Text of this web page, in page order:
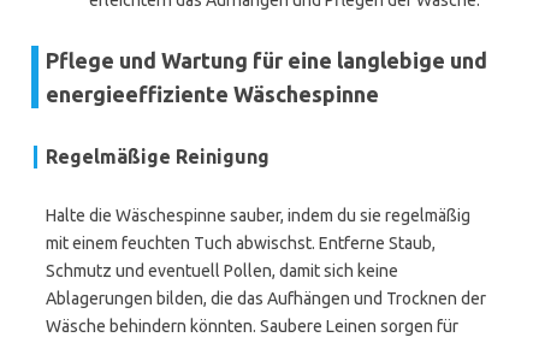
Pflege und Wartung für eine langlebige und
energieeffiziente Wäschespinne
Regelmäßige Reinigung
Halte die Wäschespinne sauber, indem du sie regelmäßig
mit einem feuchten Tuch abwischst. Entferne Staub,
Schmutz und eventuell Pollen, damit sich keine
Ablagerungen bilden, die das Aufhängen und Trocknen der
Wäsche behindern könnten. Saubere Leinen sorgen für